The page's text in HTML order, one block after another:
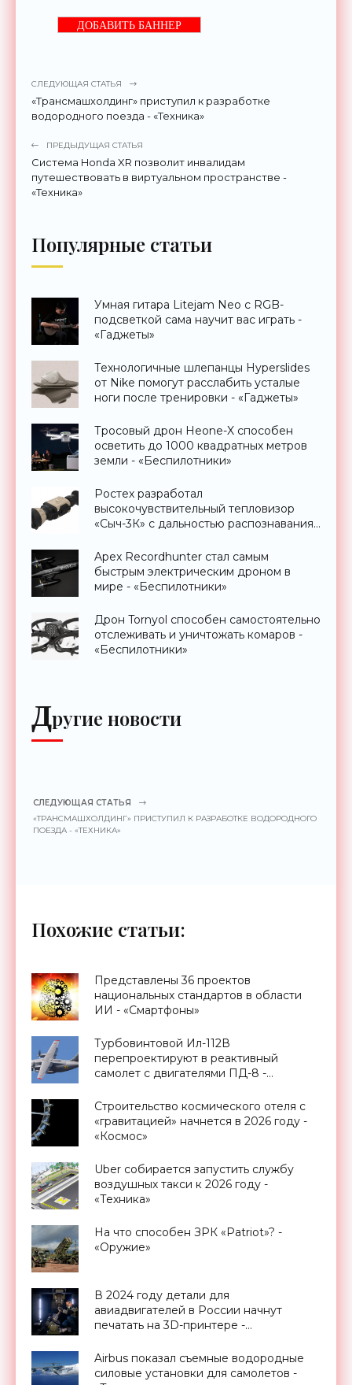
ДОБАВИТЬ БАННЕР
СЛЕДУЮЩАЯ СТАТЬЯ
«Трансмашхолдинг» приступил к разработке
водородного поезда - «Техника»
ПРЕДЫДУЩАЯ СТАТЬЯ
Система Honda XR позволит инвалидам
путешествовать в виртуальном пространстве -
«Техника»
Популярные статьи
Умная гитара Litejam Neo с RGB-
подсветкой сама научит вас играть -
«Гаджеты»
Технологичные шлепанцы Hyperslides
от Nike помогут расслабить усталые
ноги после тренировки - «Гаджеты»
Тросовый дрон Heone-X способен
осветить до 1000 квадратных метров
земли - «Беспилотники»
Ростех разработал
высокочувствительный тепловизор
«Сыч-3К» с дальностью распознавания
Apex Recordhunter стал самым
быстрым электрическим дроном в
мире - «Беспилотники»
Дрон Tornyol способен самостоятельно
отслеживать и уничтожать комаров -
«Беспилотники»
Другие новости
СЛЕДУЮЩАЯ СТАТЬЯ
«ТРАНСМАШХОЛДИНГ» ПРИСТУПИЛ К РАЗРАБОТКЕ ВОДОРОДНОГО
ПОЕЗДА - «ТЕХНИКА»
Похожие статьи:
Представлены 36 проектов
национальных стандартов в области
ИИ - «Смартфоны»
Турбовинтовой Ил-112В
перепроектируют в реактивный
самолет с двигателями ПД-8 -
Строительство космического отеля с
«гравитацией» начнется в 2026 году -
«Космос»
Uber собирается запустить службу
воздушных такси к 2026 году -
«Техника»
На что способен ЗРК «Patriot»? -
«Оружие»
В 2024 году детали для
авиадвигателей в России начнут
печатать на 3D-принтере -
Airbus показал съемные водородные
силовые установки для самолетов -